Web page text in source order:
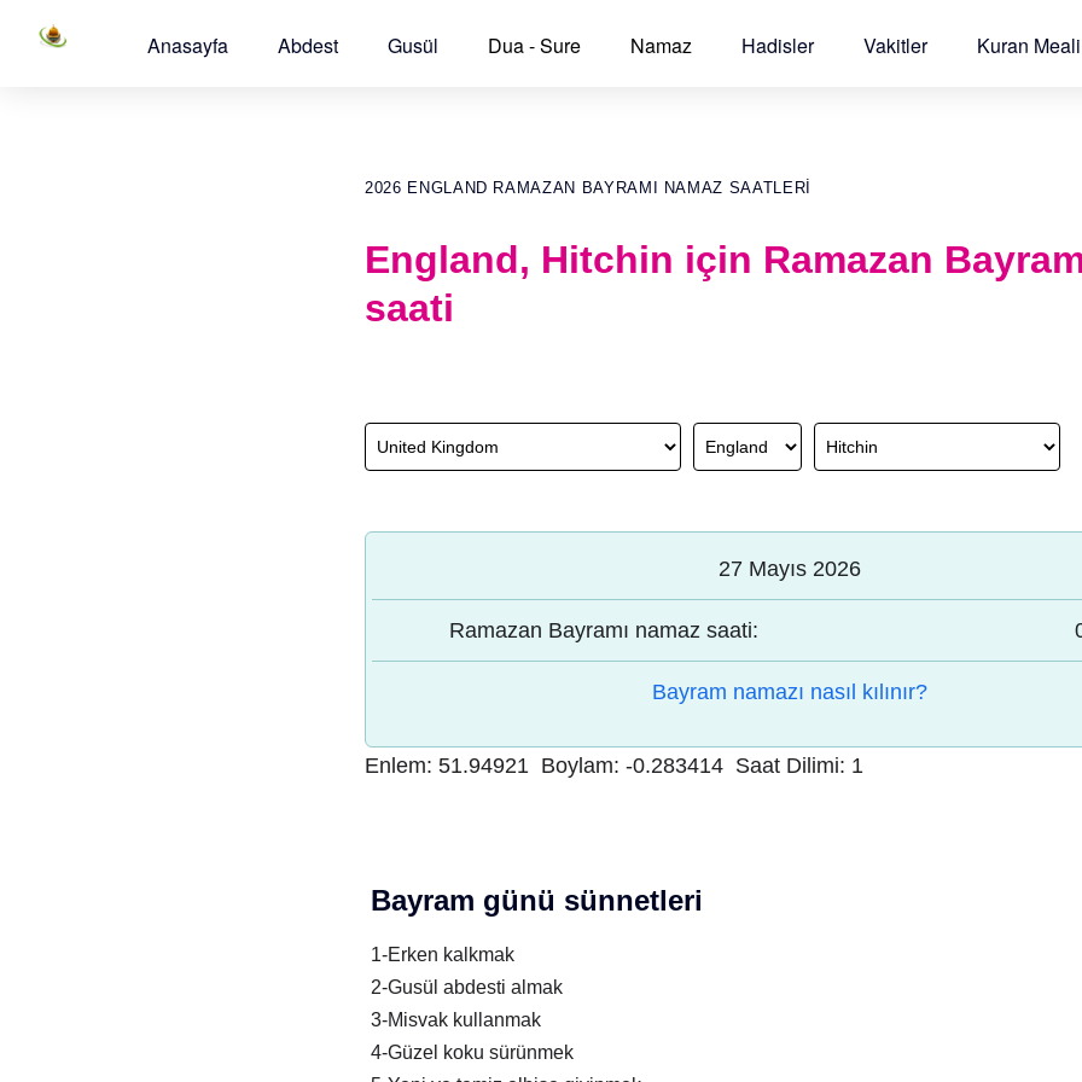
Anasayfa Abdest Gusül Dua - Sure Namaz Hadisler Vakitler Kuran Meali
2026 ENGLAND RAMAZAN BAYRAMI NAMAZ SAATLERI
England, Hitchin için Ramazan
saati
27 Mayıs 2026
Ramazan Bayramı namaz saati:
Bayram namazı nasıl kılınır?
Enlem: 51.94921 Boylam: -0.283414 Saat Dilimi: 1
Bayram günü sünnetleri
1-Erken kalkmak
2-Gusül abdesti almak
3-Misvak kullanmak
4-Güzel koku sürünmek